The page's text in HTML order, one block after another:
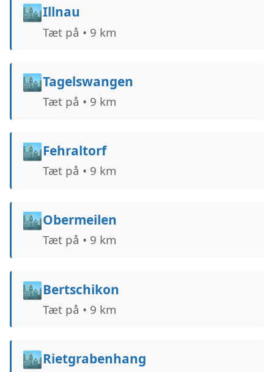
🏙️Illnau
Tæt på • 9 km
🏙️Tagelswangen
Tæt på • 9 km
🏙️Fehraltorf
Tæt på • 9 km
🏙️Obermeilen
Tæt på • 9 km
🏙️Bertschikon
Tæt på • 9 km
🏙️Rietgrabenhang